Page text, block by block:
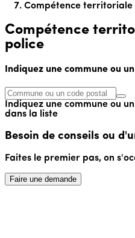
Compétence
Compétence
police
Indiquez une commune ou
Indiquez une commune ou
dans la liste
Besoin de conseils ou
Faites le premier pas, on
Faire une demande